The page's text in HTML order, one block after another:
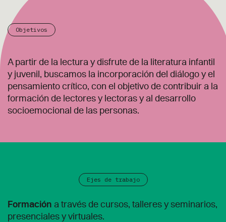
Objetivos
A partir de la lectura y disfrute de la literatura infantil
y juvenil, buscamos la incorporación del diálogo y el
pensamiento crítico, con el objetivo de contribuir a la
formación de lectores y lectoras y al desarrollo
socioemocional de las personas.
Ejes de trabajo
Formación a través de cursos, talleres y seminarios,
presenciales y virtuales.